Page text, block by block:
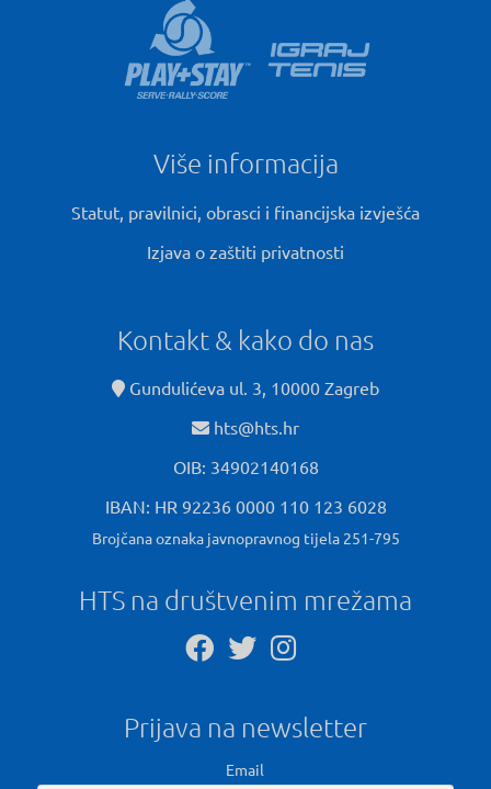
Više informacija
Statut, pravilnici, obrasci i financijska izvješća
Izjava o zaštiti privatnosti
Kontakt & kako do nas
Gundulićeva ul. 3, 10000 Zagreb
hts@hts.hr
OIB: 34902140168
IBAN: HR 92236 0000 110 123 6028
Brojčana oznaka javnopravnog tijela 251-795
HTS na društvenim mrežama
Prijava na newsletter
Email